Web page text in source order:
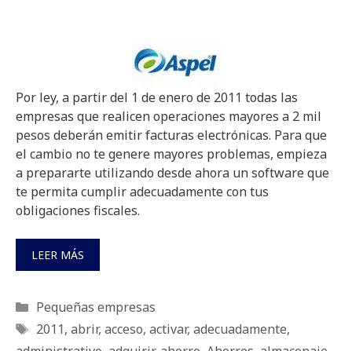
Por ley, a partir del 1 de enero de 2011 todas las
empresas que realicen operaciones mayores a 2 mil
pesos deberán emitir facturas electrónicas. Para que
el cambio no te genere mayores problemas, empieza
a prepararte utilizando desde ahora un software que
te permita cumplir adecuadamente con tus
obligaciones fiscales.
LEER MÁS
Categorías
Pequeñas empresas
Etiquetas
2011, abrir, acceso, activar, adecuadamente,